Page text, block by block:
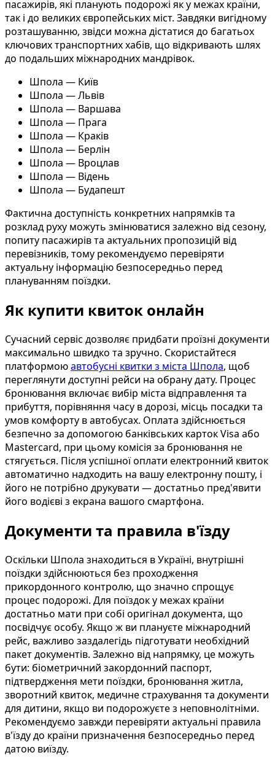
пасажирів, які планують подорожі як у межах країни,
так і до великих європейських міст. Завдяки вигідному
розташуванню, звідси можна дістатися до багатьох
ключових транспортних хабів, що відкривають шлях
до подальших міжнародних мандрівок.
Шпола — Київ
Шпола — Львів
Шпола — Варшава
Шпола — Прага
Шпола — Краків
Шпола — Берлін
Шпола — Вроцлав
Шпола — Відень
Шпола — Будапешт
Фактична доступність конкретних напрямків та
розклад руху можуть змінюватися залежно від сезону,
попиту пасажирів та актуальних пропозицій від
перевізників, тому рекомендуємо перевіряти
актуальну інформацію безпосередньо перед
плануванням поїздки.
Як купити квиток онлайн
Сучасний сервіс дозволяє придбати проїзні документи
максимально швидко та зручно. Скористайтеся
платформоюавтобусні квитки з міста Шпола, щоб
переглянути доступні рейси на обрану дату. Процес
бронювання включає вибір міста відправлення та
прибуття, порівняння часу в дорозі, місць посадки та
умов комфорту в автобусах. Оплата здійснюється
безпечно за допомогою банківських карток Visa або
Mastercard, при цьому комісія за бронювання не
стягується. Після успішної оплати електронний квиток
автоматично надходить на вашу електронну пошту, і
його не потрібно друкувати — достатньо пред'явити
його водієві з екрана вашого смартфона.
Документи та правила в'їзду
Оскільки Шпола знаходиться в Україні, внутрішні
поїздки здійснюються без проходження
прикордонного контролю, що значно спрощує
процес подорожі. Для поїздок у межах країни
достатньо мати при собі оригінал документа, що
посвідчує особу. Якщо ж ви плануєте міжнародний
рейс, важливо заздалегідь підготувати необхідний
пакет документів. Залежно від напрямку, це можуть
бути: біометричний закордонний паспорт,
підтвердження мети поїздки, бронювання житла,
зворотний квиток, медичне страхування та документи
для дитини, якщо ви подорожуєте з неповнолітніми.
Рекомендуємо завжди перевіряти актуальні правила
в'їзду до країни призначення безпосередньо перед
датою виїзду.